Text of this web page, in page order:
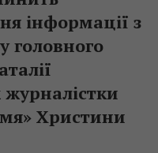
інформації з
головного
Христини